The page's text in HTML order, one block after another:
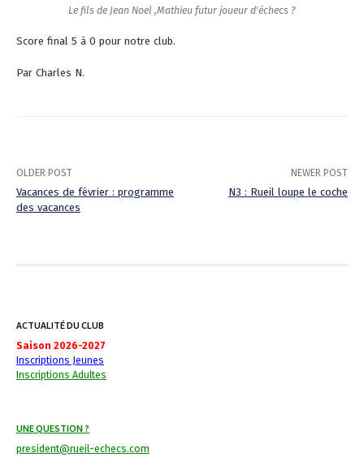
Le fils de Jean Noel ,Mathieu futur joueur d'échecs ?
Score final 5 à 0 pour notre club.
Par Charles N.
P
n
a
i
g
OLDER POST
Vacances de février : programme
des vacances
NEWER POST
N3 : Rueil loupe le coche
ACTUALITÉ DU CLUB
Saison 2026-2027
Inscriptions Jeunes
Inscriptions Adultes
UNE QUESTION ?
president@rueil-echecs.com